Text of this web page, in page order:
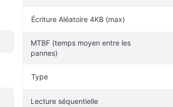
Écriture Aléatoire 4KB (max)
MTBF (temps moyen entre les
pannes)
Type
Lecture séquentielle